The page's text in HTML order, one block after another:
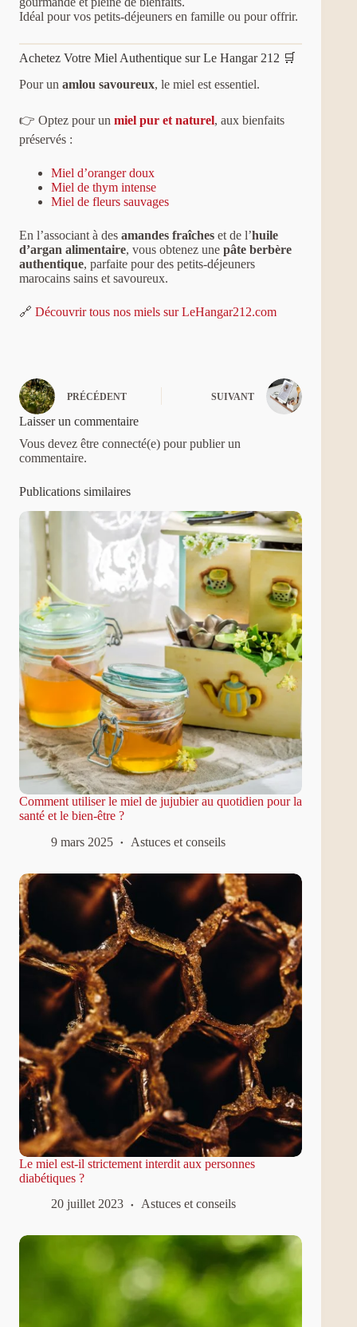
Idéal pour vos petits-déjeuners en famille ou pour offrir.
Achetez Votre Miel Authentique sur Le Hangar 212 🛒
Pour un amlou savoureux, le miel est essentiel.
👉 Optez pour un miel pur et naturel, aux bienfaits
préservés :
Miel d’oranger doux
Miel de thym intense
Miel de fleurs sauvages
En l’associant à des amandes fraîches et de l’huile
d’argan alimentaire, vous obtenez une pâte berbère
authentique, parfaite pour des petits-déjeuners
marocains sains et savoureux.
🔗 Découvrir tous nos miels sur LeHangar212.com
PRÉCÉDENT SUIVANT
Laisser un commentaire
Vous devez être connecté(e) pour publier un
commentaire.
Publications similaires
Comment utiliser le miel de jujubier au quotidien pour la
santé et le bien-être ?
9 mars 2025
Astuces et conseils
Le miel est-il strictement interdit aux personnes
diabétiques ?
20 juillet 2023
Astuces et conseils